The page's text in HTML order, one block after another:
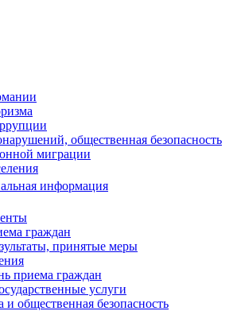
общественная безопасность
миграции
информация
граждан
принятые меры
приема граждан
услуги
и общественная безопасность